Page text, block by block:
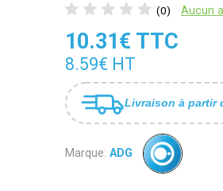
(0) Aucun
10.31€ TTC
8.59€ HT
Livraison à partir
Marque: ADG